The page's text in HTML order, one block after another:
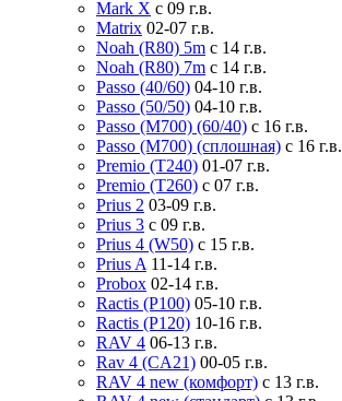
Mark X с 09 г.в.
Matrix 02-07 г.в.
Noah (R80) 5m с 14 г.в.
Noah (R80) 7m с 14 г.в.
Passo (40/60) 04-10 г.в.
Passo (50/50) 04-10 г.в.
Passo (M700) (60/40) с 16 г.в.
Passo (M700) (сплошная) с 16 г.в.
Premio (T240) 01-07 г.в.
Premio (T260) с 07 г.в.
Prius 2 03-09 г.в.
Prius 3 с 09 г.в.
Prius 4 (W50) с 15 г.в.
Prius A 11-14 г.в.
Probox 02-14 г.в.
Ractis (P100) 05-10 г.в.
Ractis (P120) 10-16 г.в.
RAV 4 06-13 г.в.
Rav 4 (CA21) 00-05 г.в.
RAV 4 new (комфорт) с 13 г.в.